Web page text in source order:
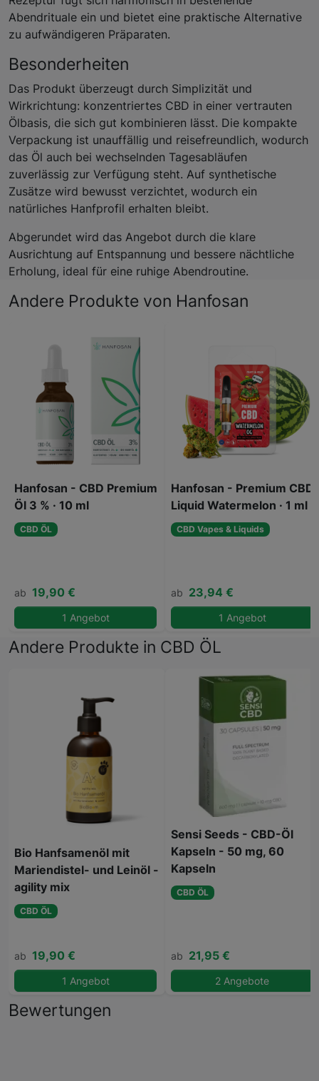
Abendrituale ein und bietet eine praktische Alternative
zu aufwändigeren Präparaten.
Besonderheiten
Das Produkt überzeugt durch Simplizität und
Wirkrichtung: konzentriertes CBD in einer vertrauten
Ölbasis, die sich gut kombinieren lässt. Die kompakte
Verpackung ist unauffällig und reisefreundlich, wodurch
das Öl auch bei wechselnden Tagesabläufen
zuverlässig zur Verfügung steht. Auf synthetische
Zusätze wird bewusst verzichtet, wodurch ein
natürliches Hanfprofil erhalten bleibt.
Abgerundet wird das Angebot durch die klare
Ausrichtung auf Entspannung und bessere nächtliche
Erholung, ideal für eine ruhige Abendroutine.
Andere Produkte von Hanfosan
Hanfosan - CBD Premium
Öl 3 % · 10 ml
CBD ÖL
ab 19,90 €
1 Angebot
Hanfosan - Premium CBD
Liquid Watermelon · 1 ml
CBD Vapes & Liquids
ab 23,94 €
1 Angebot
Andere Produkte in CBD ÖL
Bio Hanfsamenöl mit
Mariendistel- und Leinöl -
agility mix
CBD ÖL
ab 19,90 €
1 Angebot
Sensi Seeds - CBD-Öl
Kapseln - 50 mg, 60
Kapseln
CBD ÖL
ab 21,95 €
2 Angebote
Bewertungen